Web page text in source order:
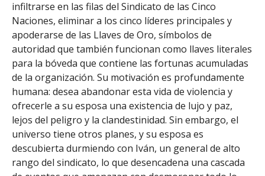
infiltrarse en las filas del Sindicato de las Cinco
Naciones, eliminar a los cinco líderes principales y
apoderarse de las Llaves de Oro, símbolos de
autoridad que también funcionan como llaves literales
para la bóveda que contiene las fortunas acumuladas
de la organización. Su motivación es profundamente
humana: desea abandonar esta vida de violencia y
ofrecerle a su esposa una existencia de lujo y paz,
lejos del peligro y la clandestinidad. Sin embargo, el
universo tiene otros planes, y su esposa es
descubierta durmiendo con Iván, un general de alto
rango del sindicato, lo que desencadena una cascada